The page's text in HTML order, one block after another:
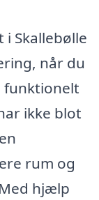
Skallebølle
når du
funktionelt
ikke blot
rum og
hjælp